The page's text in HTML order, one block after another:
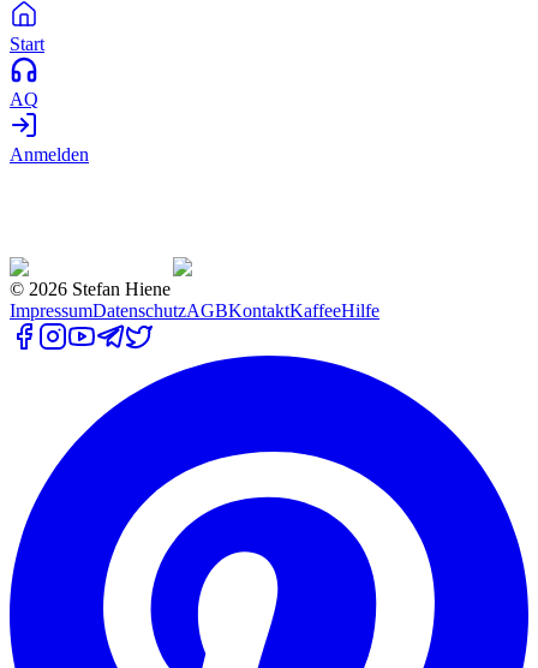
Start
AQ
Anmelden
© 2026 Stefan Hiene
ImpressumDatenschutzAGBKontaktKaffeeHilfe